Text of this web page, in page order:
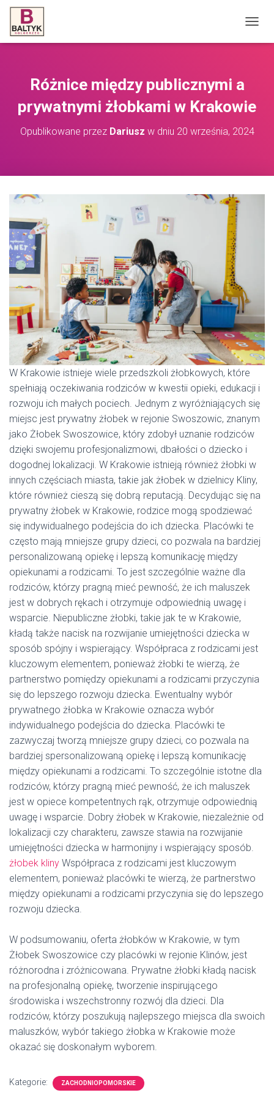
R
Z
A
C
Różnice między publicznymi a
prywatnymi żłobkami w Krakowie
Opublikowane przez Dariusz w dniu 20 września, 2024
W Krakowie istnieje wiele przedszkoli żłobkowych, które
spełniają oczekiwania rodziców w kwestii opieki, edukacji i
rozwoju ich małych pociech. Jednym z wyróżniających się
miejsc jest prywatny żłobek w rejonie Swoszowic, znanym
jako Żłobek Swoszowice, który zdobył uznanie rodziców
dzięki swojemu profesjonalizmowi, dbałości o dziecko i
dogodnej lokalizacji. W Krakowie istnieją również żłobki w
innych częściach miasta, takie jak żłobek w dzielnicy Kliny,
które również cieszą się dobrą reputacją. Decydując się na
prywatny żłobek w Krakowie, rodzice mogą spodziewać
się indywidualnego podejścia do ich dziecka. Placówki te
często mają mniejsze grupy dzieci, co pozwala na bardziej
personalizowaną opiekę i lepszą komunikację między
opiekunami a rodzicami. To jest szczególnie ważne dla
rodziców, którzy pragną mieć pewność, że ich maluszek
jest w dobrych rękach i otrzymuje odpowiednią uwagę i
wsparcie. Niepubliczne żłobki, takie jak te w Krakowie,
kładą także nacisk na rozwijanie umiejętności dziecka w
sposób spójny i wspierający. Współpraca z rodzicami jest
kluczowym elementem, ponieważ żłobki te wierzą, że
partnerstwo pomiędzy opiekunami a rodzicami przyczynia
się do lepszego rozwoju dziecka. Ewentualny wybór
prywatnego żłobka w Krakowie oznacza wybór
indywidualnego podejścia do dziecka. Placówki te
zazwyczaj tworzą mniejsze grupy dzieci, co pozwala na
bardziej spersonalizowaną opiekę i lepszą komunikację
między opiekunami a rodzicami. To szczególnie istotne dla
rodziców, którzy pragną mieć pewność, że ich maluszek
jest w opiece kompetentnych rąk, otrzymuje odpowiednią
uwagę i wsparcie. Dobry żłobek w Krakowie, niezależnie od
lokalizacji czy charakteru, zawsze stawia na rozwijanie
umiejętności dziecka w harmonijny i wspierający sposób.
żłobek kliny Współpraca z rodzicami jest kluczowym
elementem, ponieważ placówki te wierzą, że partnerstwo
między opiekunami a rodzicami przyczynia się do lepszego
rozwoju dziecka.
W podsumowaniu, oferta żłobków w Krakowie, w tym
Żłobek Swoszowice czy placówki w rejonie Klinów, jest
różnorodna i zróżnicowana. Prywatne żłobki kładą nacisk
na profesjonalną opiekę, tworzenie inspirującego
środowiska i wszechstronny rozwój dla dzieci. Dla
rodziców, którzy poszukują najlepszego miejsca dla swoich
maluszków, wybór takiego żłobka w Krakowie może
okazać się doskonałym wyborem.
Kategorie: ZACHODNIOPOMORSKIE